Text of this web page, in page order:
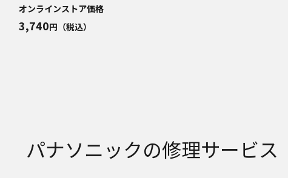
オンラインストア価格
3,740円（税込）
パナソニックの修理サービス